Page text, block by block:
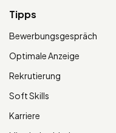
Tipps
Bewerbungsgespräch
Optimale Anzeige
Rekrutierung
Soft Skills
Karriere